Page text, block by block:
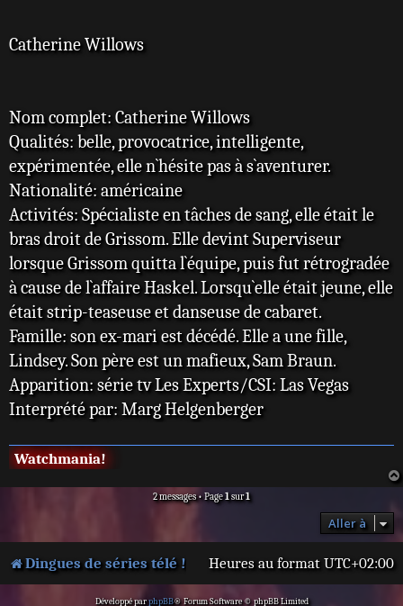
Catherine Willows
Nom complet: Catherine Willows
Qualités: belle, provocatrice, intelligente,
expérimentée, elle n`hésite pas à s`aventurer.
Nationalité: américaine
Activités: Spécialiste en tâches de sang, elle était le
bras droit de Grissom. Elle devint Superviseur
lorsque Grissom quitta l`équipe, puis fut rétrogradée
à cause de l`affaire Haskel. Lorsqu`elle était jeune, elle
était strip-teaseuse et danseuse de cabaret.
Famille: son ex-mari est décédé. Elle a une fille,
Lindsey. Son père est un mafieux, Sam Braun.
Apparition: série tv Les Experts/CSI: Las Vegas
Interprété par: Marg Helgenberger
Watchmania!
2 messages • Page1sur1
Aller à
Dingues de séries télé ! Heures au format UTC+02:00
Développé parphpBB® Forum Software © phpBB Limited